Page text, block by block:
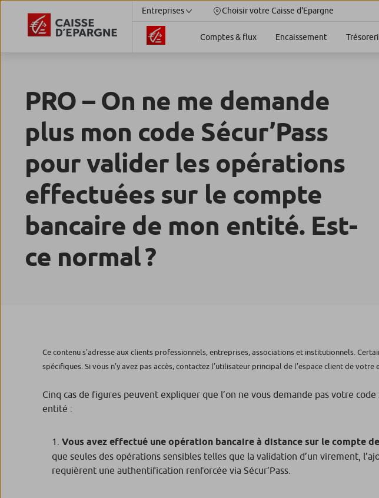
Entreprises Choisir votre Caisse d'Epargne
Comptes & flux Encaissement
PRO – On ne me demande
plus mon code Sécur’Pass
pour valider les opérations
effectuées sur le compte
bancaire de mon entité. Est-
ce normal ?
Ce contenu s’adresse aux clients professionnels, entreprises, associations et institutionnels.
spécifiques. Si vous n’y avez pas accès, contactez l’utilisateur principal de l’espace client de
Cinq cas de figures peuvent expliquer que l’on ne vous demande pas votre
entité :
Vous avez effectué une opération bancaire à distance sur le compte
que seules des opérations sensibles telles que la validation d’un virement,
requièrent une authentification renforcée via Sécur’Pass.